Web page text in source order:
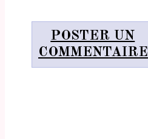
POSTER UN
COMMENTAIRE